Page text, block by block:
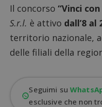
Il concorso “Vinci
S.r.l. è attivo dall’8 al
territorio nazionale,
delle filiali della
Seguimi su
esclusive che non